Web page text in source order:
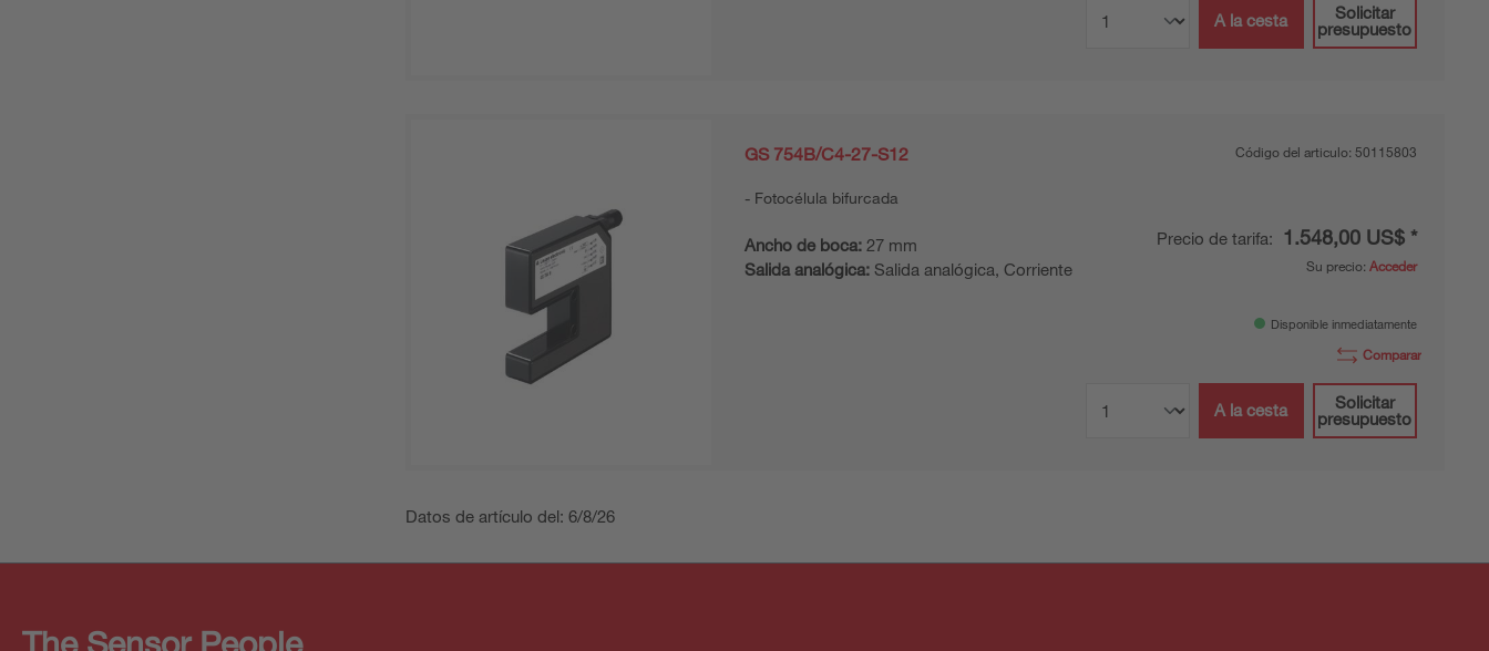
A la cesta
Solicitar
presupuesto
GS 754B/C4-27-S12
Fotocélula bifurcada
Ancho de boca: 27 mm
Salida analógica: Salida analógica, Corriente
Código del articulo: 50115803
Precio de tarifa: 1.548,00 US$ *
Su precio: Acceder
Disponible inmediatamente
Comparar
A la cesta
Solicitar
presupuesto
Datos de artículo del: 6/8/26
The Sensor People